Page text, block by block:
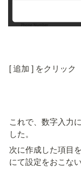
[ 追加 ] をクリック
これで、数字入力
した。
次に作成した項目
にて設定をおこな